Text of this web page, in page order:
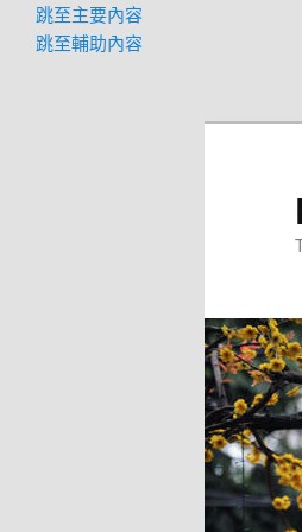
跳至主要內容
跳至輔助內容